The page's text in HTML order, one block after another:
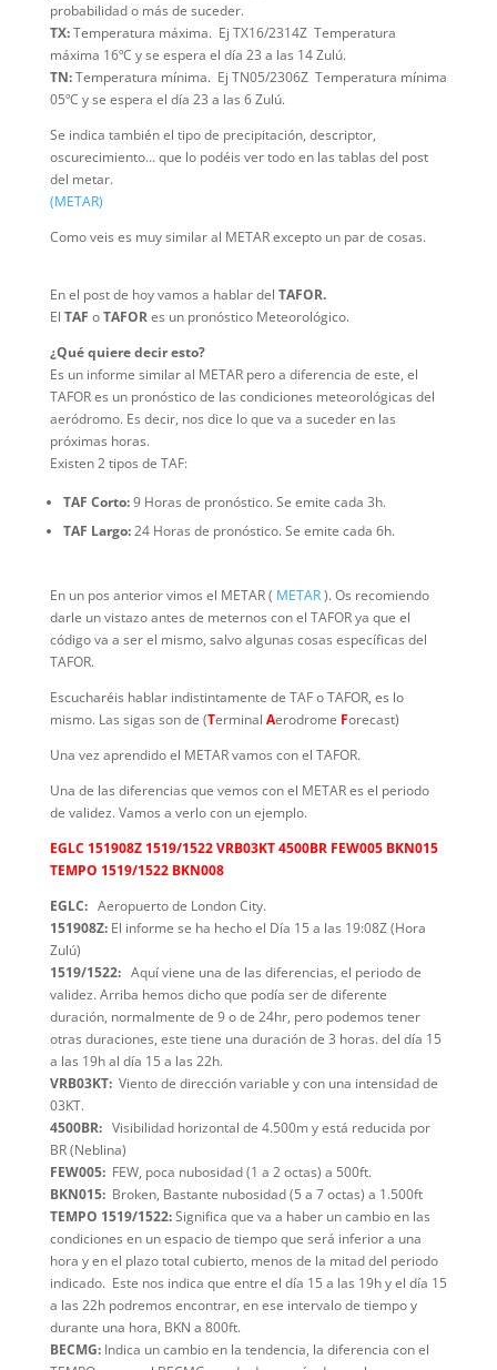
probabilidad o más de suceder.
TX:Temperatura máxima. Ej TX16/2314Z Temperatura
máxima 16ºC y se espera el día 23 a las 14 Zulú.
TN:Temperatura mínima. Ej TN05/2306Z Temperatura mínima
05ºC y se espera el día 23 a las 6 Zulú.
Se indica también el tipo de precipitación, descriptor,
oscurecimiento… que lo podéis ver todo en las tablas del post
del metar.
(METAR)
Como veis es muy similar al METAR excepto un par de cosas.
En el post de hoy vamos a hablar del TAFOR.
El TAF oTAFORes un pronóstico Meteorológico.
¿Qué quiere decir esto?
Es un informe similar al METAR pero a diferencia de este, el
TAFOR es un pronóstico de las condiciones meteorológicas del
aeródromo. Es decir, nos dice lo que va a suceder en las
próximas horas.
Existen 2 tipos de TAF:
TAF Corto:9 Horas de pronóstico. Se emite cada 3h.
TAF Largo:24 Horas de pronóstico. Se emite cada 6h.
En un pos anterior vimos el METAR ( METAR). Os recomiendo
darle un vistazo antes de meternos con el TAFOR ya que el
código va a ser el mismo, salvo algunas cosas específicas del
TAFOR.
Escucharéis hablar indistintamente de TAF o TAFOR, es lo
mismo. Las sigas son de (Terminal Aerodrome Forecast)
Una vez aprendido el METAR vamos con el TAFOR.
Una de las diferencias que vemos con el METAR es el periodo
de validez. Vamos a verlo con un ejemplo.
EGLC 151908Z 1519/1522 VRB03KT 4500BR FEW005 BKN015
TEMPO 1519/1522 BKN008
EGLC:Aeropuerto de London City.
151908Z:El informe se ha hecho el Día 15 a las 19:08Z (Hora
Zulú)
1519/1522:Aquí viene una de las diferencias, el periodo de
validez. Arriba hemos dicho que podía ser de diferente
duración, normalmente de 9 o de 24hr, pero podemos tener
otras duraciones, este tiene una duración de 3 horas. del día 15
a las 19h al día 15 a las 22h.
VRB03KT:Viento de dirección variable y con una intensidad de
03KT.
4500BR: Visibilidad horizontal de 4.500m y está reducida por
BR (Neblina)
FEW005: FEW, poca nubosidad (1 a 2 octas) a 500ft.
BKN015: Broken, Bastante nubosidad (5 a 7 octas) a 1.500ft
TEMPO 1519/1522:Significa que va a haber un cambio en las
condiciones en un espacio de tiempo que será inferior a una
hora y en el plazo total cubierto, menos de la mitad del periodo
indicado. Este nos indica que entre el día 15 a las 19h y el día 15
a las 22h podremos encontrar, en ese intervalo de tiempo y
durante una hora, BKN a 800ft.
BECMG:Indica un cambio en la tendencia, la diferencia con el